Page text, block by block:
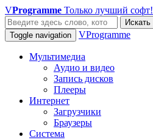
VProgramme Только лучший софт!
Искать
Toggle navigation
VProgramme
Мультимедиа
Аудио и видео
Запись дисков
Плееры
Интернет
Загрузчики
Браузеры
Система